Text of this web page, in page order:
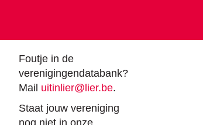
Foutje in de
verenigingendatabank?
Mail uitinlier@lier.be.
Staat jouw vereniging
nog niet in onze